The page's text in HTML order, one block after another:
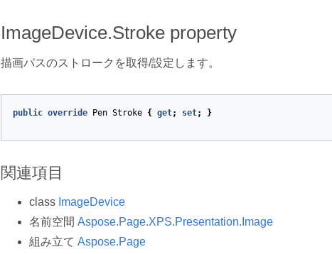
ImageDevice.Stroke property
描画パスのストロークを取得/設定します。
public override Pen Stroke { get; set; }
関連項目
class ImageDevice
名前空間 Aspose.Page.XPS.Presentation.Image
組み立て Aspose.Page